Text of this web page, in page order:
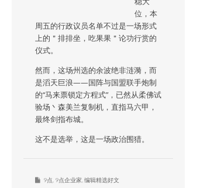
位，本
周五的行政议员名单不过是一场形式
上的＂排排坐，吃果果＂论功行赏的
仪式。
然而，这场州选的余波绝非涟漪，而
是滔天巨浪——国阵与国盟联手炮制
的“马来票锁定方程式”，已然从柔佛试
验场丶森美兰复制机，直指马六甲，
最终剑指布城。
这不是选举，这是一场政治围猎。
9点 9点企业家 编辑精选好文